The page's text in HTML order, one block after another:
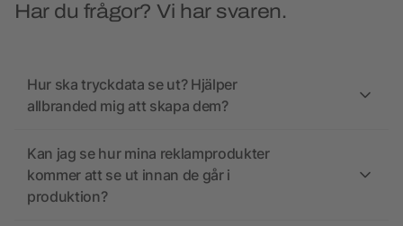
Har du frågor? Vi har svaren.
Hur ska tryckdata se ut? Hjälper
allbranded mig att skapa dem?
Kan jag se hur mina reklamprodukter
kommer att se ut innan de går i
produktion?